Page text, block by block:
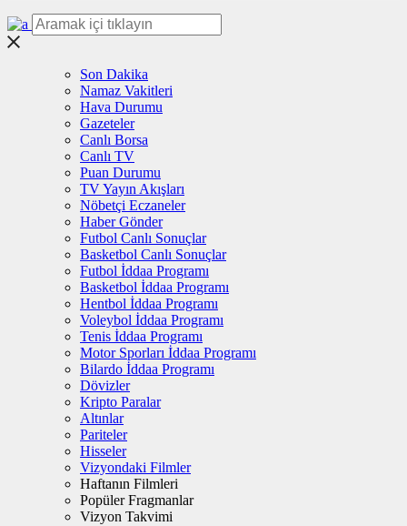
Son Dakika
Namaz Vakitleri
Hava Durumu
Gazeteler
Canlı Borsa
Canlı TV
Puan Durumu
TV Yayın Akışları
Nöbetçi Eczaneler
Haber Gönder
Futbol Canlı Sonuçlar
Basketbol Canlı Sonuçlar
Futbol İddaa Programı
Basketbol İddaa Programı
Hentbol İddaa Programı
Voleybol İddaa Programı
Tenis İddaa Programı
Motor Sporları İddaa Programı
Bilardo İddaa Programı
Dövizler
Kripto Paralar
Altınlar
Pariteler
Hisseler
Vizyondaki Filmler
Haftanın Filmleri
Popüler Fragmanlar
Vizyon Takvimi